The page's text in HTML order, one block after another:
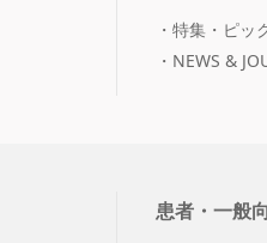
特集・ピッ
NEWS &
患者・一般